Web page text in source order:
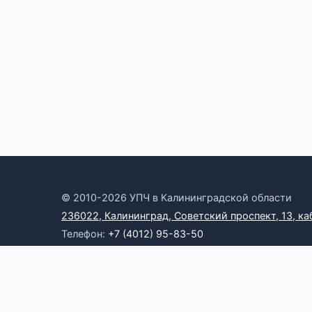
© 2010-2026 УПЧ в Калининградской области
236022, Калининград, Советский проспект, 13,
Телефон: +7 (4012) 95-83-50